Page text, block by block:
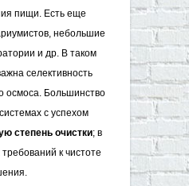
пищи. Есть еще
небольшие
и др. В таком
селективность
осмоса. Большинство
с успехом
степень очистки; в
к чистоте